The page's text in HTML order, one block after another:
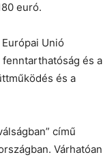
euró.
Unió
és a
és a
című
Várhatóan